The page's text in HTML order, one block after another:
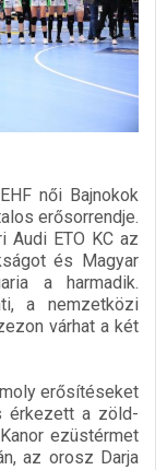
női Bajnokok
erősorrendje.
Audi ETO KC az
és Magyar
a harmadik.
a nemzetközi
várhat a két
erősítéseket
érkezett a zöld-
ezüstérmet
az orosz Darja